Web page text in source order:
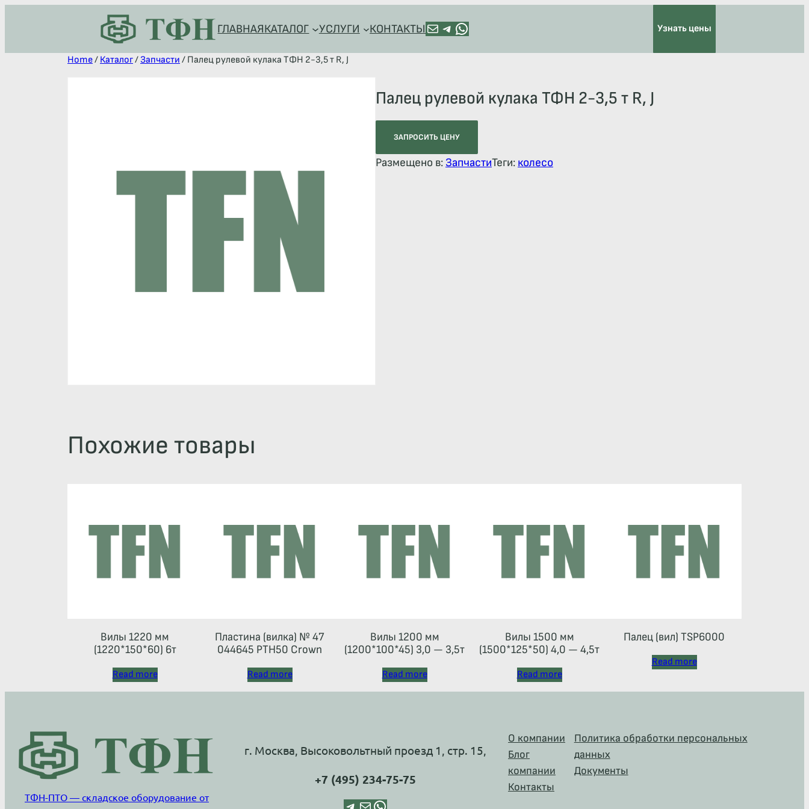
ГЛАВНАЯКАТАЛОГ УСЛУГИ КОНТАКТЫПОЧТА TELEGRAM HTTPS://WA.ME/+79128918544 Узнать цены
Home/ Каталог/ Запчасти / Палец рулевой кулака ТФН 2-3,5 т R, J
Палец рулевой кулака ТФН 2-3,5 т R, J
ЗАПРОСИТЬ ЦЕНУ
Размещено в: ЗапчастиТеги: колесо
Похожие товары
Вилы 1220 мм
(1220*150*60) 6т
Read more
Пластина (вилка) № 47
044645 РТН50 Crown
Read more
Вилы 1200 мм
(1200*100*45) 3,0 — 3,5т
Read more
Вилы 1500 мм
(1500*125*50) 4,0 — 4,5т
Read more
Палец (вил) TSP6000
Read more
ТФН-ПТО — складское оборудование от
г. Москва, Высоковольтный проезд 1, стр. 15,
+7 (495) 234-75-75
О компании
Блог
компании
Контакты
Политика обработки персональных
данных
Документы